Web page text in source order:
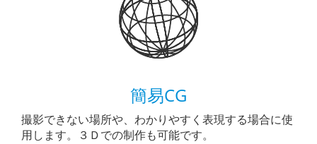
簡易CG
撮影できない場所や、わかりやすく表現する場合に使
用します。３Ｄでの制作も可能です。